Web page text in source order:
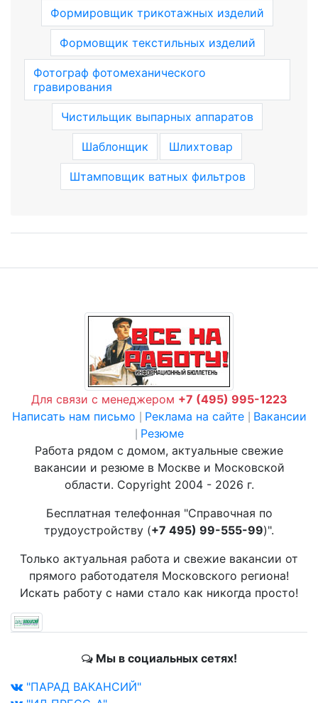
Формировщик трикотажных изделий
Формовщик текстильных изделий
Фотограф фотомеханического
гравирования
Чистильщик выпарных аппаратов
Шаблонщик Шлихтовар
Штамповщик ватных фильтров
Для связи с менеджером +7 (495) 995-1223
Написать нам письмо
Реклама на сайте Вакансии
Резюме
Работа рядом с домом, актуальные свежие
вакансии и резюме в Москве и Московской
области. Copyright 2004 - 2026 г.
Бесплатная телефонная "Справочная по
трудоустройству (+7 495) 99-555-99)".
Только актуальная работа и свежие вакансии от
прямого работодателя Московского региона!
Искать работу с нами стало как никогда просто!
Мы в социальных сетях!
"ПАРАД ВАКАНСИЙ"